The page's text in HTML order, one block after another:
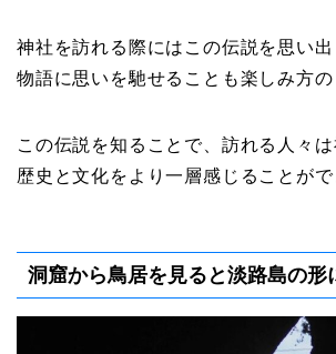
神社を訪れる際にはこの伝説を思い
物語に思いを馳せることも楽しみ方の
この伝説を知ることで、訪れる人々
歴史と文化をより一層感じることがで
洞窟から鳥居を見ると淡路島の形